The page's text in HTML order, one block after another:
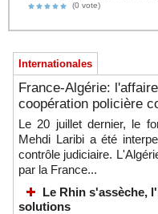
(0 vote)
Internationales
France-Algérie:
coopération policière
Le 20 juillet dernier, le
Mehdi Laribi a été
contrôle judiciaire.
par la France...
Le Rhin s'assèche,
solutions